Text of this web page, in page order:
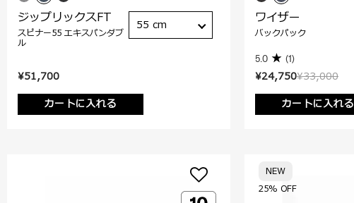
¥51,700
カートに入れる
ジップリックスFT
スピナー55 エキスパンダブ
ル
55 cm
¥33,000
¥24,750
カートに入れる
ワイザー
バックパック
5.0 (1)
25% OFF
NEW